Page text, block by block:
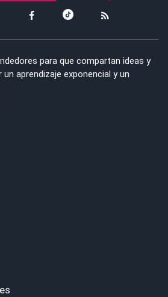
para que compartan ideas y
aprendizaje exponencial y un